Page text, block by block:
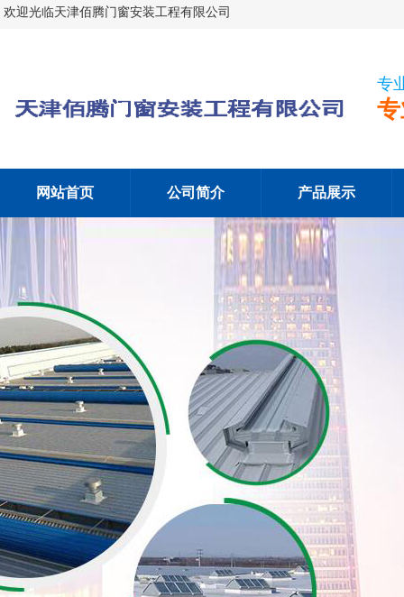
欢迎光临天津佰腾门窗安装工程有限公司
专
网站首页 公司简介 产品展示